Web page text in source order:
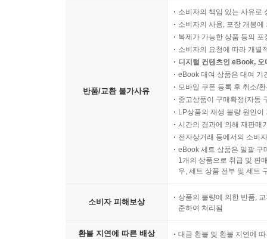
반품/교환 불가사유
소비자의 책임 있는 사유로
소비자의 사용, 포장 개봉
복제가 가능한 상품 등의
소비자의 요청에 따라 개별
디지털 컨텐츠인 eBook,
eBook 대여 상품은 대여 기
모바일 쿠폰 등록 후 취소/
중고상품이 구매확정(자동
LP상품의 재생 불량 원인
시간의 경과에 의해 재판매
전자상거래 등에서의 소비
eBook 세트 상품은 일괄 구
1개의 상품으로 취급 및 판
우, 세트 상품 전부 및 세트
소비자 피해보상
상품의 불량에 의한 반품,
준하여 처리됨
환불 지연에 따른 배상 대금 환불 및 환불 지연에